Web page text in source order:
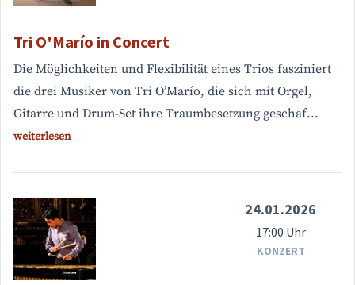
Tri O'Marío in Concert
Die Möglichkeiten und Flexibilität eines Trios fasziniert
die drei Musiker von Tri O’Marío, die sich mit Orgel,
Gitarre und Drum-Set ihre Traumbesetzung geschaf...
weiterlesen
24.01.2026
17:00 Uhr
KONZERT